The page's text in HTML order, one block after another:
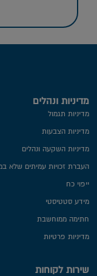
מדיניות ונהלים
מדיניות תגמול
מדיניות הצבעות
מדיניות השקעה ונהלים
העברת זכויות עמיתים שלא
ייפוי כח
מידע סטטיסטי
חתימה ממוחשבת
מדיניות פרטיות​
שירות לקוחות